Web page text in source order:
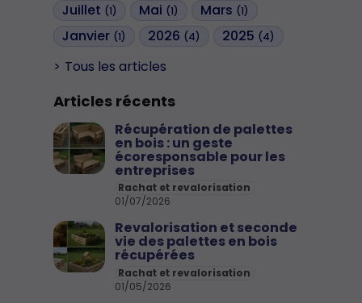
Juillet (1) Mai (1) Mars (1)
Janvier (1) 2026 (4) 2025 (4)
Tous les articles
Articles récents
Rachat et revalorisation
01/07/2026
Récupération de palettes
en bois : un geste
écoresponsable pour les
entreprises
Rachat et revalorisation
01/05/2026
Revalorisation et seconde
vie des palettes en bois
récupérées